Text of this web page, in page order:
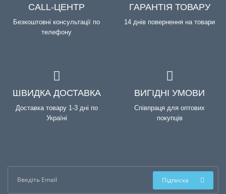
CALL-ЦЕНТР
Безкоштовні консультації по
телефону
ГАРАНТІЯ ТОВАРУ
14 днів повернення на товари
ШВИДКА ДОСТАВКА
Доставка товару 1-3 дні по
Україні
ВИГІДНІ УМОВИ
Співпраця для оптових
покупців
Підписка